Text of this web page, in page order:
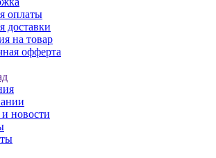
оплаты
доставки
на товар
офферта
новости